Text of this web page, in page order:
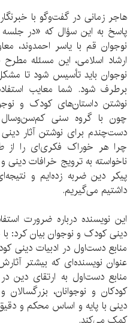
هاجر زمانی در گفت‌وگو با خبرنگار
پاسخ به این سؤال که «در
نوجوان قم با یاسر احمدوند،
ارشاد اسلامی، این مسئله
نوجوان باید تأسیس شود تا
برطرف شود. شما معایب
نوشتن داستان‌های کودک و
چون با گروه سنی
دست‌چندم برای نوشتن آثار
چرا هر خوراک فکری‌ای را از
ناخواسته به ترویج خرافات
پیکر دین ضربه زده‌ایم و
داشتیم می‌گیریم.
این نویسنده درباره ضرورت
دینی کودک و نوجوان بیان کرد:
منابع دست‌اول در ادبیات دینی
عنوان نویسنده‌ای که بیشتر آثارش
منابع دست‌اول به ارتقای دین
کودکان و نوجوانان،
دینی با پایه و اساس محکم و